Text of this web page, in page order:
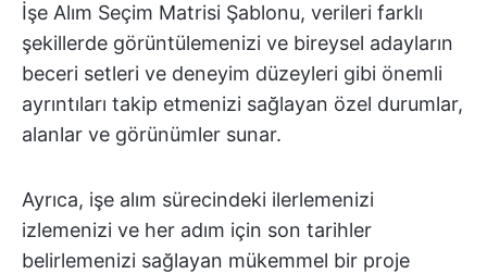
İşe Alım Seçim Matrisi Şablonu, verileri farklı
şekillerde görüntülemenizi ve bireysel adayların
beceri setleri ve deneyim düzeyleri gibi önemli
ayrıntıları takip etmenizi sağlayan özel durumlar,
alanlar ve görünümler sunar.
Ayrıca, işe alım sürecindeki ilerlemenizi
izlemenizi ve her adım için son tarihler
belirlemenizi sağlayan mükemmel bir proje